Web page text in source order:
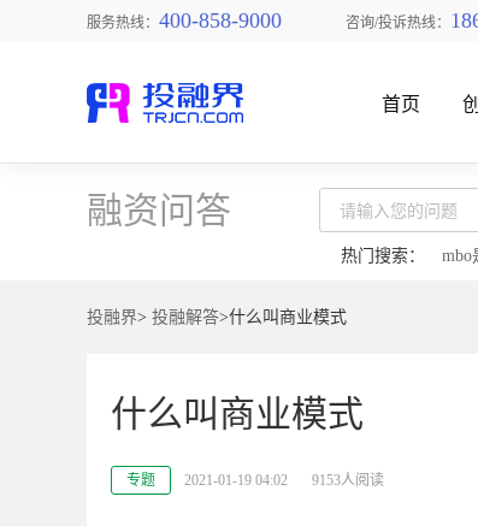
服务热线： 400-858-9000 咨询/投诉热线：
首页
找创业项目
融资问答
热门搜索： mbo
投融界> 投融解答>什么叫商业模式
什么叫商业模式
专题 2021-01-19 04:02 9153人阅读